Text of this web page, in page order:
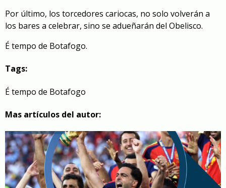
Por último, los torcedores cariocas, no solo volverán a
los bares a celebrar, sino se adueñarán del Obelisco.
É tempo de Botafogo.
Tags:
É tempo de Botafogo
Mas artículos del autor: